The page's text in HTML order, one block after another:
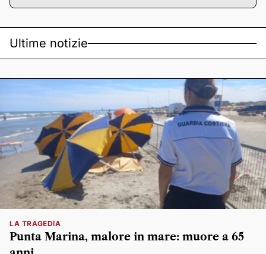
Ultime notizie
LA TRAGEDIA
Punta Marina, malore in mare: muore a 65